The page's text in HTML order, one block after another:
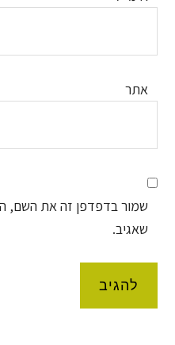
אתר
שמור בדפדפן זה את השם,
שאגיב.